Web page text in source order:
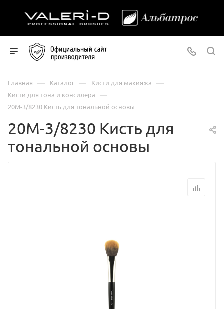
Главная — Каталог — Кисти для макияжа —
Кисти для тона и консилера —
20М-3/8230 Кисть для тональной основы
20М-3/8230 Кисть для
тональной основы